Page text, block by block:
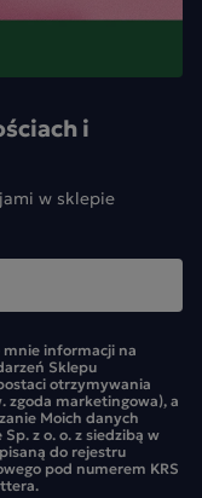
i
w sklepie
informacji na
Sklepu
otrzymywania
zgoda marketingowa), a
Moich danych
z o. o. z siedzibą w
do rejestru
pod numerem KRS